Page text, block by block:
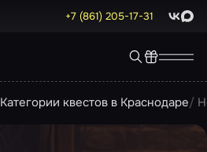
+7 (861) 205-17-31 Max
Категории квестов в Краснодаре